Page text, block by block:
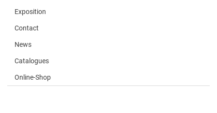
Exposition
Contact
News
Catalogues
Online-Shop